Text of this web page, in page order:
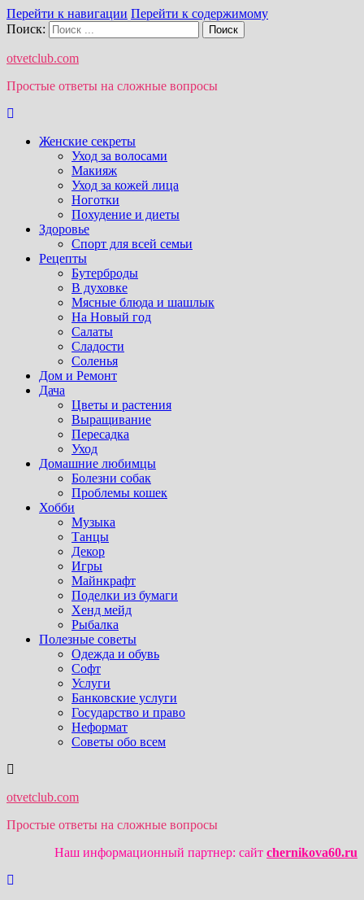
Перейти к навигации Перейти к содержимому
Поиск:
otvetclub.com
Простые ответы на сложные вопросы
Женские секреты
Уход за волосами
Макияж
Уход за кожей лица
Ноготки
Похудение и диеты
Здоровье
Спорт для всей семьи
Рецепты
Бутерброды
В духовке
Мясные блюда и шашлык
На Новый год
Салаты
Сладости
Соленья
Дом и Ремонт
Дача
Цветы и растения
Выращивание
Пересадка
Уход
Домашние любимцы
Болезни собак
Проблемы кошек
Хобби
Музыка
Танцы
Декор
Игры
Майнкрафт
Поделки из бумаги
Хенд мейд
Рыбалка
Полезные советы
Одежда и обувь
Софт
Услуги
Банковские услуги
Государство и право
Неформат
Советы обо всем
otvetclub.com
Простые ответы на сложные вопросы
Наш информационный партнер: сайт chernikova60.ru